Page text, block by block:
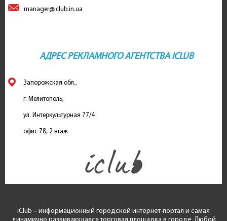
manager@iclub.in.ua
АДРЕС РЕКЛАМНОГО АГЕНТСТВА ICLUB
Запорожская обл.,
г. Мелитополь,
ул. Интеркультурная 77/4
офис 78, 2 этаж
iClub – информационный городской интернет-портал и самая